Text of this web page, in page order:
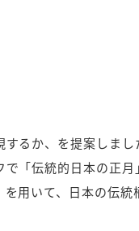
るか、を提案しまし
「伝統的日本の正
用いて、日本の伝